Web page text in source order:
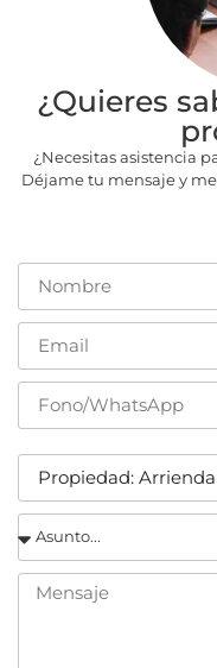
¿Quieres
¿Necesitas asistencia
Déjame tu mensaje y